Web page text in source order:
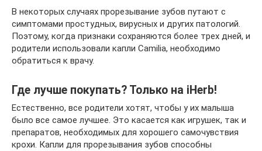
В некоторых случаях прорезывание зубов путают с
симптомами простудных, вирусных и других патологий.
Поэтому, когда признаки сохраняются более трех дней, и
родители использовали капли Camilia, необходимо
обратиться к врачу.
Где лучше покупать? Только на iHerb!
Естественно, все родители хотят, чтобы у их малыша
было все самое лучшее. Это касается как игрушек, так и
препаратов, необходимых для хорошего самочувствия
крохи. Капли для прорезывания зубов способны